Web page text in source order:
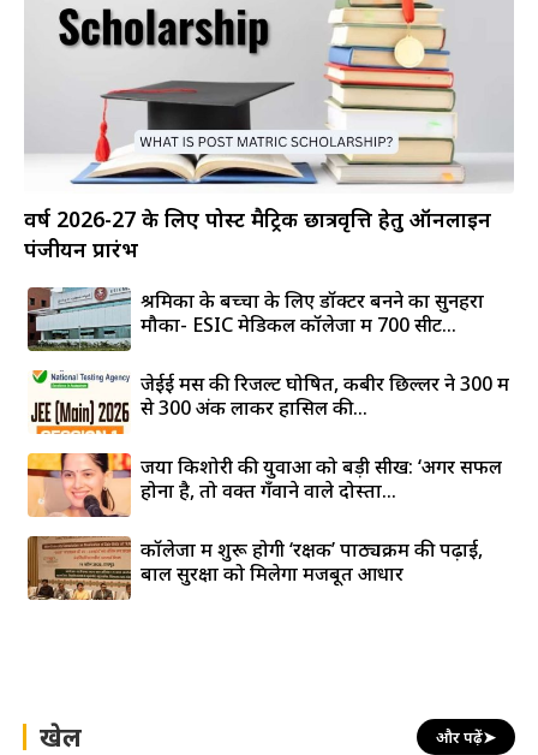
वर्ष 2026-27 के लिए पोस्ट मैट्रिक छात्रवृत्ति हेतु ऑनलाइन
पंजीयन प्रारंभ
श्रमिकों के बच्चों के लिए डॉक्टर बनने का सुनहरा
मौका- ESIC मेडिकल कॉलेजों में 700 सीटें...
जेईई मेंस की रिजल्ट घोषित, कबीर छिल्लर ने 300 में
से 300 अंक लाकर हासिल की...
जया किशोरी की युवाओं को बड़ी सीख: ‘अगर सफल
होना है, तो वक्त गँवाने वाले दोस्तों...
कॉलेजों में शुरू होगी ‘रक्षक’ पाठ्यक्रम की पढ़ाई,
बाल सुरक्षा को मिलेगा मजबूत आधार
खेल और पढ़ें➤